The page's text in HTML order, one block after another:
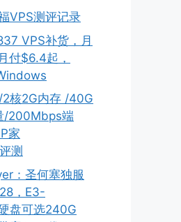
VPS测评记录
VPS补货，月
付$6.4起，
核2G内存 /40G
/200Mbps端
家
测
：圣何塞独服
，E3-
盘可选240G